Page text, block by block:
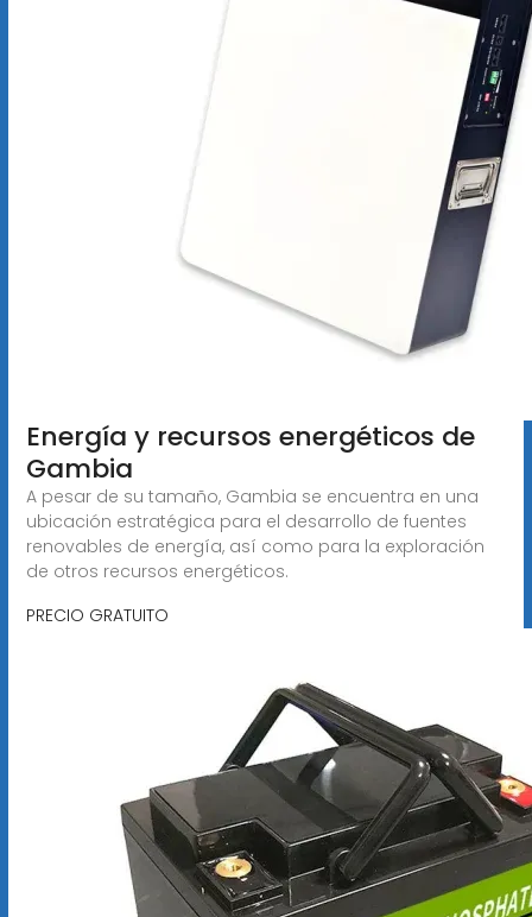
Energía y recursos energéticos de
Gambia
A pesar de su tamaño, Gambia se encuentra en una
ubicación estratégica para el desarrollo de fuentes
renovables de energía, así como para la exploración
de otros recursos energéticos.
PRECIO GRATUITO